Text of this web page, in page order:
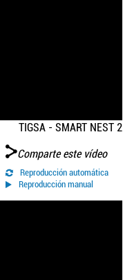
TIGSA - SMART NEST 2
Comparte este vídeo
Reproducción automática
Reproducción manual